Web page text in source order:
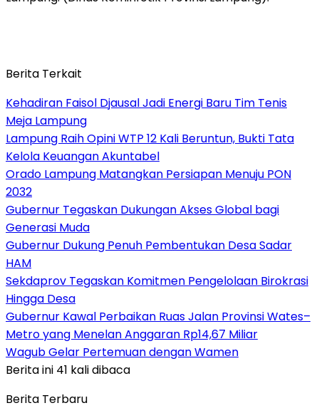
Berita Terkait
Kehadiran Faisol Djausal Jadi Energi Baru Tim Tenis
Meja Lampung
Lampung Raih Opini WTP 12 Kali Beruntun, Bukti Tata
Kelola Keuangan Akuntabel
Orado Lampung Matangkan Persiapan Menuju PON
2032
Gubernur Tegaskan Dukungan Akses Global bagi
Generasi Muda
Gubernur Dukung Penuh Pembentukan Desa Sadar
HAM
Sekdaprov Tegaskan Komitmen Pengelolaan Birokrasi
Hingga Desa
Gubernur Kawal Perbaikan Ruas Jalan Provinsi Wates–
Metro yang Menelan Anggaran Rp14,67 Miliar
Wagub Gelar Pertemuan dengan Wamen
Berita ini 41 kali dibaca
Berita Terbaru